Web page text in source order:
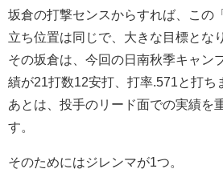
坂倉の打撃センスからすれば、この
立ち位置は同じで、大きな目標とな
その坂倉は、今回の日南秋季キャン
績が21打数12安打、打率.571と打ち
あとは、投手のリード面での実績を
す。
そのためにはジレンマが1つ。